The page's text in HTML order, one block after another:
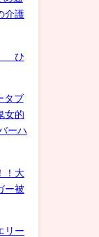
介護
ひ
タブ
女的
ーハ
！大
ー被
リー